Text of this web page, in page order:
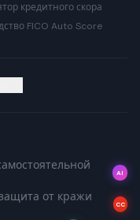
кредитного скора
FICO Auto Score
AI
от кражи
CC